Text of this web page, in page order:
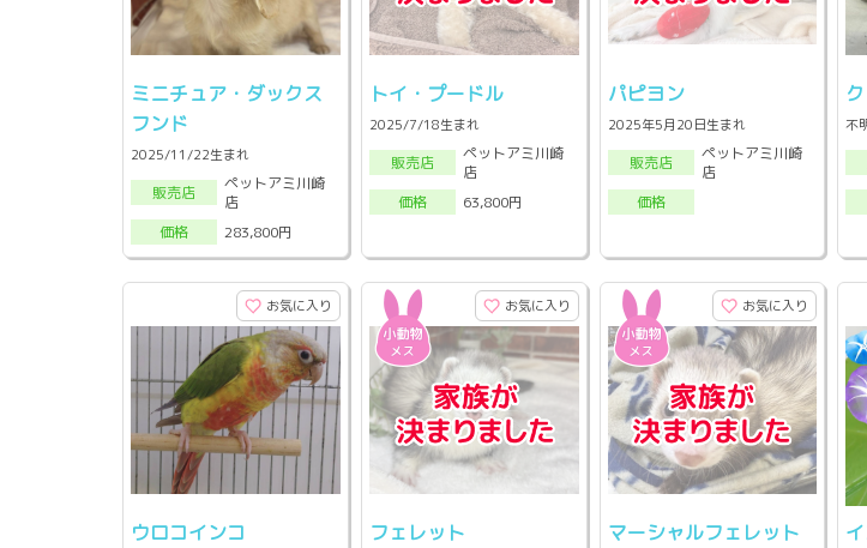
ミニチュア・ダックス
フンド
2025/11/22生まれ
販売店
ペットアミ川崎
店
価格
283,800円
トイ・プードル
2025/7/18生まれ
販売店
ペットアミ川崎
店
価格
63,800円
パピヨン
2025年5月20日生まれ
販売店
ペットアミ川崎
店
価格
不
お気に入り
ウロコインコ
お気に入り
フェレット
お気に入り
マーシャルフェレット